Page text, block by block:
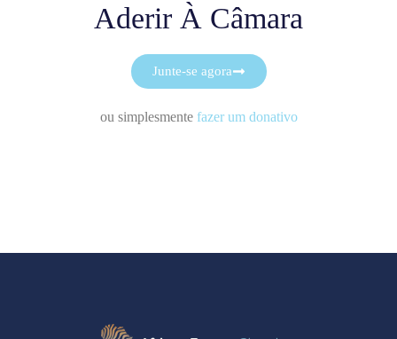
Aderir À Câmara
Junte-se agora
ou simplesmente fazer um donativo